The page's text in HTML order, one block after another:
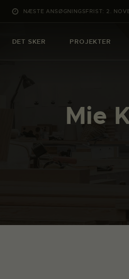
NÆSTE ANSØGNINGSFRIST: 2.
DET SKER PROJEKTER
Mie